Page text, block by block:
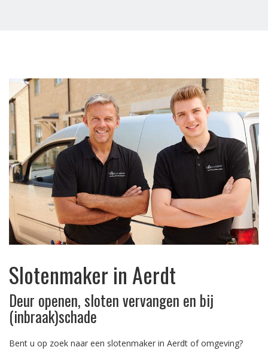
Slotenmaker in Aerdt
Deur openen, sloten vervangen en bij
(inbraak)schade
Bent u op zoek naar een slotenmaker in Aerdt of omgeving?